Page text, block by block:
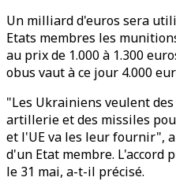
Un milliard d'euros sera
Etats membres les
au prix de 1.000 à 1.300
obus vaut à ce jour 4.000
"Les Ukrainiens veulent
artillerie et des missiles
et l'UE va les leur fournir",
d'un Etat membre.
le 31 mai, a-t-il précisé.